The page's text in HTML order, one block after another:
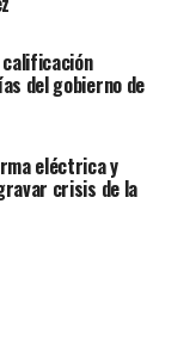
calificación
del gobierno de
eléctrica y
crisis de la